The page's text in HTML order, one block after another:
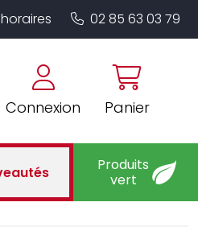
Connexion Panier
02 85 63 03 79
Produits
vert